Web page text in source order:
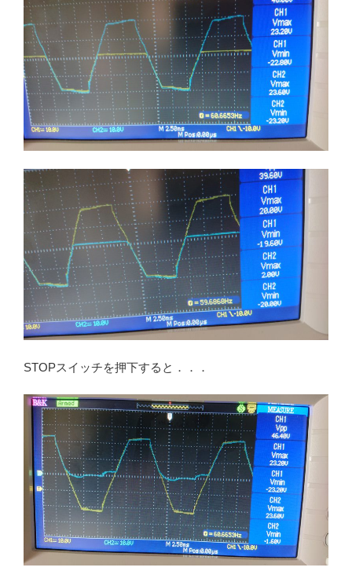
STOPスイッチを押下すると．．．